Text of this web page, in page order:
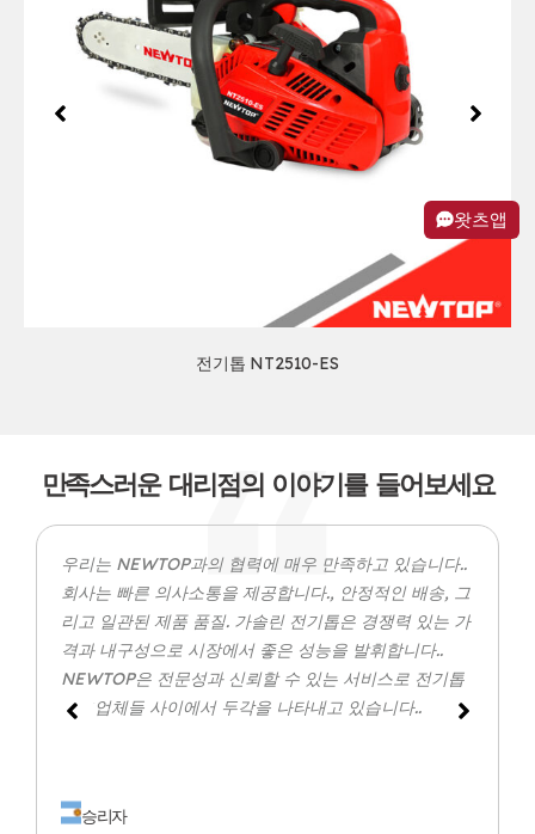
전기톱 NT2510-ES
만족스러운 대리점의 이야기를 들어보세요
우리는 NEWTOP과의 협력에 매우 만족하고 있습니다..
회사는 빠른 의사소통을 제공합니다., 안정적인 배송, 그
리고 일관된 제품 품질. 가솔린 전기톱은 경쟁력 있는 가
격과 내구성으로 시장에서 좋은 성능을 발휘합니다..
NEWTOP은 전문성과 신뢰할 수 있는 서비스로 전기톱
제조업체들 사이에서 두각을 나타내고 있습니다..
승리자
왓츠앱